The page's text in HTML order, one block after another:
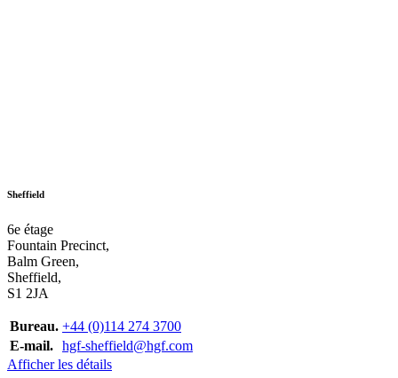
Sheffield
6e étage
Fountain Precinct,
Balm Green,
Sheffield,
S1 2JA
Bureau. +44 (0)114 274 3700
E-mail. hgf-sheffield@hgf.com
Afficher les détails